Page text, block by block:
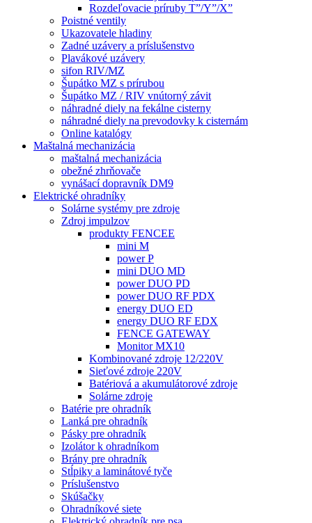
Rozdeľovacie príruby T”/Y”/X”
Poistné ventily
Ukazovatele hladiny
Zadné uzávery a príslušenstvo
Plavákové uzávery
sifon RIV/MZ
Šupátko MZ s prírubou
Šupátko MZ / RIV vnútorný závit
náhradné diely na fekálne cisterny
náhradné diely na prevodovky k cisternám
Online katalógy
Maštalná mechanizácia
maštalná mechanizácia
obežné zhrňovače
vynášací dopravník DM9
Elektrické ohradníky
Solárne systémy pre zdroje
Zdroj impulzov
produkty FENCEE
mini M
power P
mini DUO MD
power DUO PD
power DUO RF PDX
energy DUO ED
energy DUO RF EDX
FENCE GATEWAY
Monitor MX10
Kombinované zdroje 12/220V
Sieťové zdroje 220V
Batériová a akumulátorové zdroje
Solárne zdroje
Batérie pre ohradník
Lanká pre ohradník
Pásky pre ohradník
Izolátor k ohradníkom
Brány pre ohradník
Stĺpiky a laminátové tyče
Príslušenstvo
Skúšačky
Ohradníkové siete